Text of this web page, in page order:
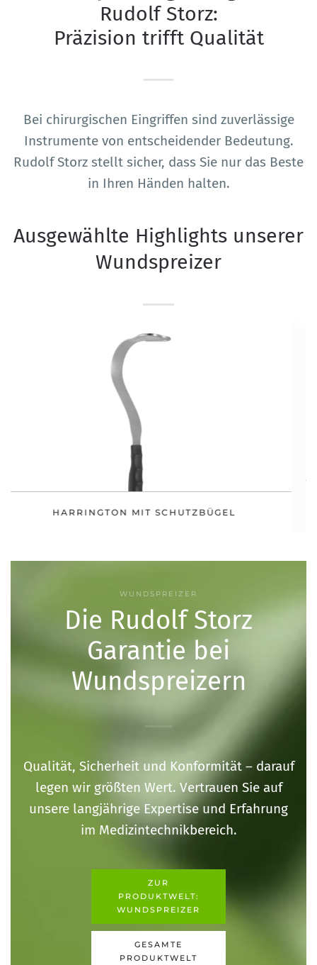
Rudolf Storz:
Präzision trifft Qualität
Bei chirurgischen Eingriffen sind zuverlässige
Instrumente von entscheidender Bedeutung.
Rudolf Storz stellt sicher, dass Sie nur das Beste
in Ihren Händen halten.
Ausgewählte Highlights unserer
Wundspreizer
1 PAAR SEITENVALVEN
WUNDSPREIZER
Die Rudolf Storz
Garantie bei
Wundspreizern
Qualität, Sicherheit und Konformität – darauf
legen wir größten Wert. Vertrauen Sie auf
unsere langjährige Expertise und Erfahrung
im Medizintechnikbereich.
ZUR
PRODUKTWELT:
WUNDSPREIZER
GESAMTE
PRODUKTWELT